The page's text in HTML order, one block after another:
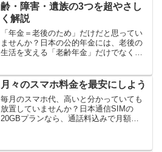
齢・障害・遺族の3つを超やさし
く解説
「年金＝老後のため」だけだと思ってい
ませんか？日本の公的年金には、老後の
生活を支える「老齢年金」だけでなく、
す。それぞれのメリットや注意点を図解
入りでわかりやすく解説。将来の安心の
ために、まずは基本の全体像を把握しま
しょう。
月々のスマホ料金を最安にしよう
毎月のスマホ代、高いと分かっていても
放置していませんか？日本通信SIMの
20GBプランなら、通話料込みで月額